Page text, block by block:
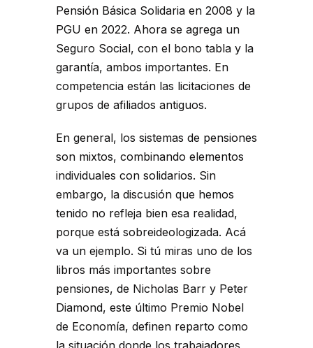
Pensión Básica Solidaria en 2008 y la
PGU en 2022. Ahora se agrega un
Seguro Social, con el bono tabla y la
garantía, ambos importantes. En
competencia están las licitaciones de
grupos de afiliados antiguos.
En general, los sistemas de pensiones
son mixtos, combinando elementos
individuales con solidarios. Sin
embargo, la discusión que hemos
tenido no refleja bien esa realidad,
porque está sobreideologizada. Acá
va un ejemplo. Si tú miras uno de los
libros más importantes sobre
pensiones, de Nicholas Barr y Peter
Diamond, este último Premio Nobel
de Economía, definen reparto como